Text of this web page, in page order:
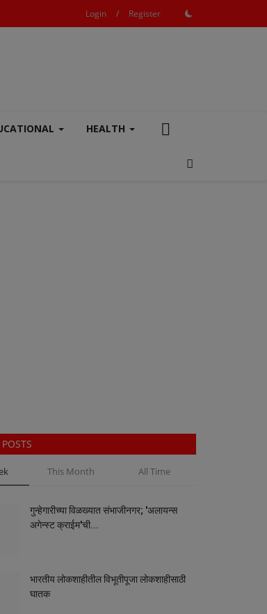
Login / Register
HEALTH
This Month All Time
गुन्हेगारीच्या विळख्यात संभाजीनगर; 'अलायन्स
अगेन्स्ट क्राईम'ची...
भारतीय लोकशाहीतील विभूतीपूजा लोकशाहीसाठी
घातक